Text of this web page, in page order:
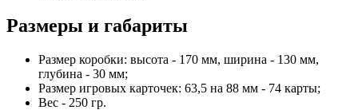
Размеры и габариты
Размер коробки: высота - 170 мм, ширина - 130 мм,
глубина - 30 мм;
Размер игровых карточек: 63,5 на 88 мм - 74 карты;
Вес - 250 гр.